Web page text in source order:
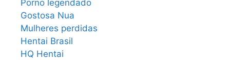
Porno legendado
Gostosa Nua
Mulheres perdidas
Hentai Brasil
HQ Hentai